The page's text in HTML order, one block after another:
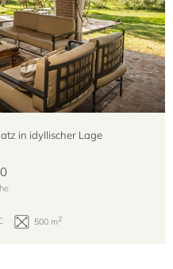
in idyllischer Lage